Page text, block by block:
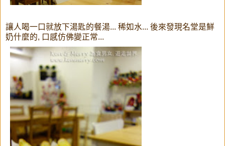
讓人喝一口就放下湯匙的餐湯... 稀如水... 後來發現名堂是鮮
奶什麼的, 口感仿佛變正常...